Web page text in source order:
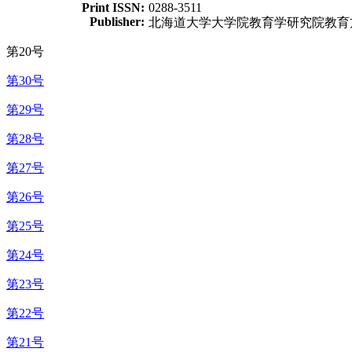
Print ISSN: 0288-3511
Publisher: 北海道大学大学院教育学研究院教
第20号
第30号
第29号
第28号
第27号
第26号
第25号
第24号
第23号
第22号
第21号